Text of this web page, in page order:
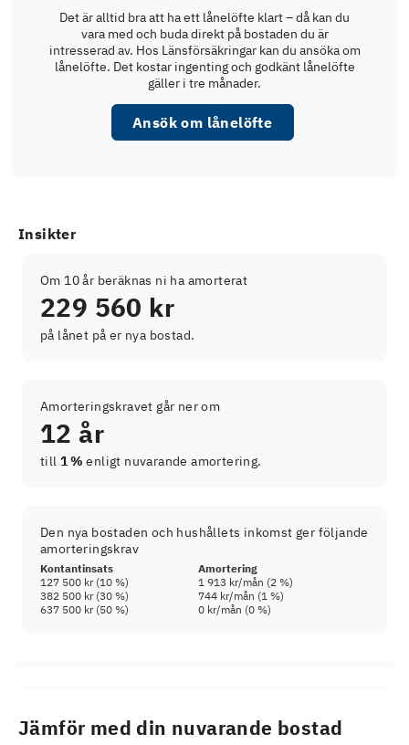
Det är alltid bra att ha ett lånelöfte klart – då kan du
vara med och buda direkt på bostaden du är
intresserad av. Hos Länsförsäkringar kan du ansöka om
lånelöfte. Det kostar ingenting och godkänt lånelöfte
gäller i tre månader.
Ansök om lånelöfte
Insikter
Om 10 år beräknas ni ha amorterat
229 560 kr
på lånet på er nya bostad.
Amorteringskravet går ner om
12 år
till 1 % enligt nuvarande amortering.
Den nya bostaden och hushållets inkomst ger följande
amorteringskrav
Kontantinsats
Amortering
127 500 kr(10 %) 1 913 kr/mån (2 %)
382 500 kr(30 %) 744 kr/mån (1 %)
637 500 kr(50 %) 0 kr/mån (0 %)
Jämför med din nuvarande bostad